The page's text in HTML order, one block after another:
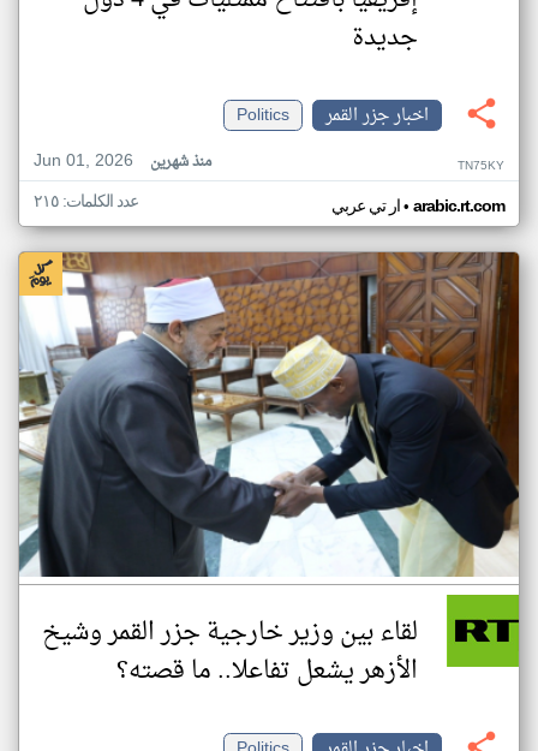
جديدة
اخبار جزر القمر
Politics
Jun 01, 2026
منذ شهرين TN75KY
ار تي عربي• arabic.rt.com عدد الكلمات: ٢١٥
لقاء بين وزير خارجية جزر القمر وشيخ
الأزهر يشعل تفاعلا.. ما قصته؟